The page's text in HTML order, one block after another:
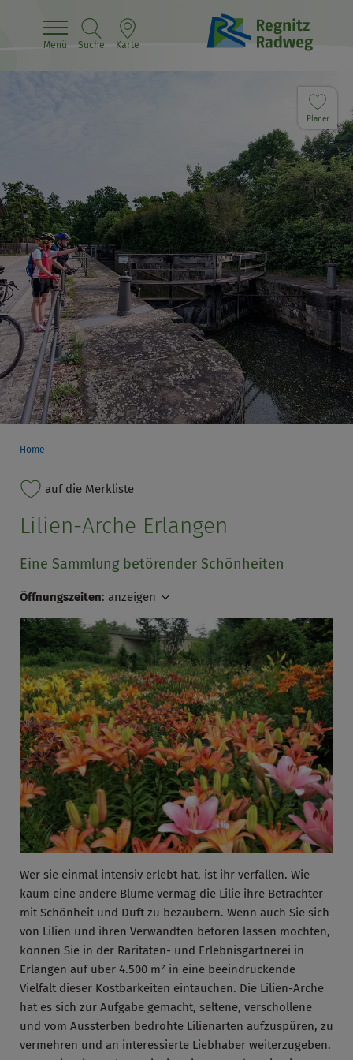
Menü Suche Karte
Planer
Home
auf die Merkliste
Lilien-Arche Erlangen
Eine Sammlung betörender Schönheiten
Öffnungszeiten: anzeigen
Wer sie einmal intensiv erlebt hat, ist ihr verfallen. Wie
kaum eine andere Blume vermag die Lilie ihre Betrachter
mit Schönheit und Duft zu bezaubern. Wenn auch Sie sich
von Lilien und ihren Verwandten betören lassen möchten,
können Sie in der Raritäten- und Erlebnisgärtnerei in
Erlangen auf über 4.500 m² in eine beeindruckende
Vielfalt dieser Kostbarkeiten eintauchen. Die Lilien-Arche
hat es sich zur Aufgabe gemacht, seltene, verschollene
und vom Aussterben bedrohte Lilienarten aufzuspüren, zu
vermehren und an interessierte Liebhaber weiterzugeben.